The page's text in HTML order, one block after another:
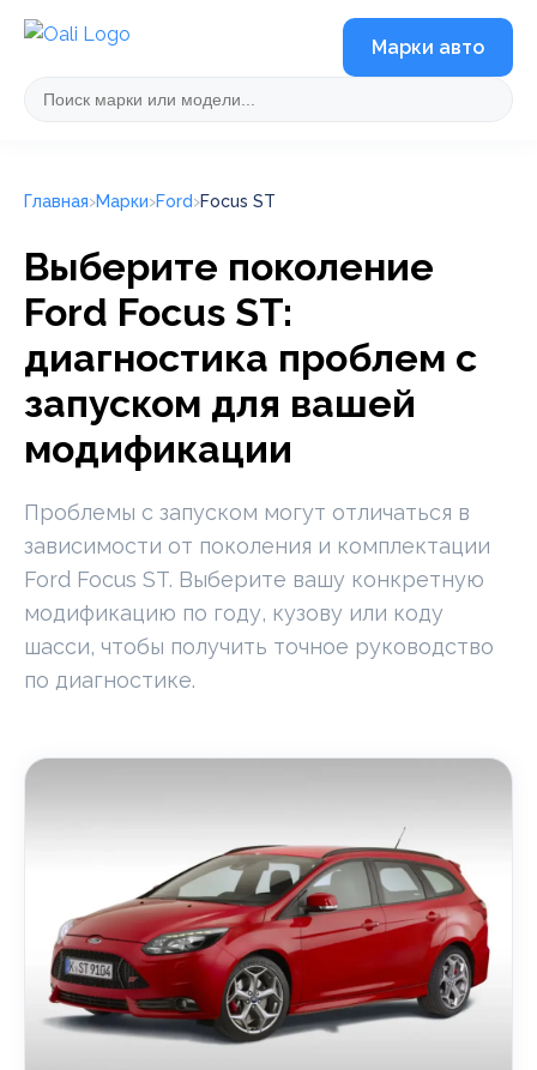
Марки авто
Главная Марки Ford Focus ST
Выберите поколение
Ford Focus ST:
диагностика проблем с
запуском для вашей
модификации
Проблемы с запуском могут отличаться в
зависимости от поколения и комплектации
Ford Focus ST. Выберите вашу конкретную
модификацию по году, кузову или коду
шасси, чтобы получить точное руководство
по диагностике.